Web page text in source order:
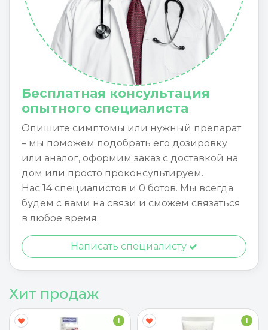
Бесплатная консультация
опытного специалиста
Опишите симптомы или нужный препарат
– мы поможем подобрать его дозировку
или аналог, оформим заказ с доставкой на
дом или просто проконсультируем.
Нас 14 специалистов и 0 ботов. Мы всегда
будем с вами на связи и сможем связаться
в любое время.
Написать специалисту
Хит продаж